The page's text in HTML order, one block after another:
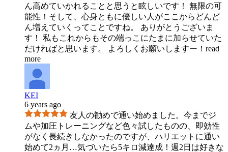
ん高めていかれることと思うと眩しいです！ 無限の可
能性！そして、心身ともに優しい人がここからどんど
ん増えていくってことですね。 ありがとうございま
す！ 私もこれからもその端っこにたまに加らせていた
だければと思います。 よろしくお願いしますー！ read
more
KEI
6 years ago
友人の勧めで通い始めました。今までジ
ムや加圧トレーニングなど色々試したものの、即効性
がなく長続きしなかったのですが、ハリエットに通い
始めて2ヵ月…気づいたら5キロ減達成！週2日は好きな